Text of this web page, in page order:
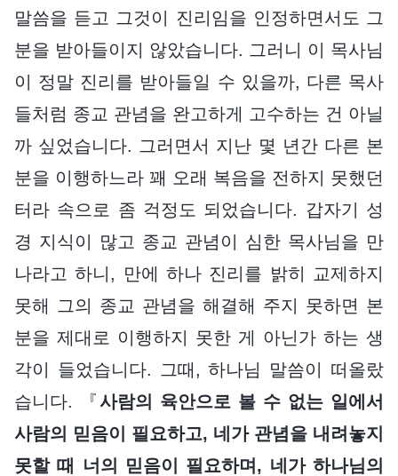
말씀을 듣고 그것이 진리임을 인정하면서도 그
분을 받아들이지 않았습니다. 그러니 이 목사님
이 정말 진리를 받아들일 수 있을까, 다른 목사
들처럼 종교 관념을 완고하게 고수하는 건 아닐
까 싶었습니다. 그러면서 지난 몇 년간 다른 본
분을 이행하느라 꽤 오래 복음을 전하지 못했던
터라 속으로 좀 걱정도 되었습니다. 갑자기 성
경 지식이 많고 종교 관념이 심한 목사님을 만
나라고 하니, 만에 하나 진리를 밝히 교제하지
못해 그의 종교 관념을 해결해 주지 못하면 본
분을 제대로 이행하지 못한 게 아닌가 하는 생
각이 들었습니다. 그때, 하나님 말씀이 떠올랐
습니다. 『 사람의 육안으로 볼 수 없는 일에서
사람의 믿음이 필요하고, 네가 관념을 내려놓지
못할 때 너의 믿음이 필요하며, 네가 하나님의